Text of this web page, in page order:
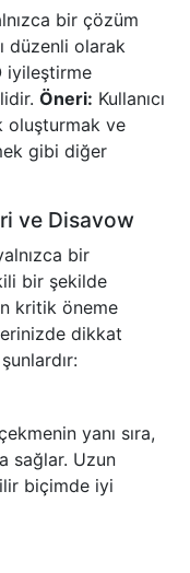
bir çözüm
düzenli olarak
iyileştirme
Öneri: Kullanıcı
oluşturmak ve
gibi diğer
ve Disavow
bir
bir şekilde
kritik öneme
dikkat
yanı sıra,
sağlar. Uzun
biçimde iyi